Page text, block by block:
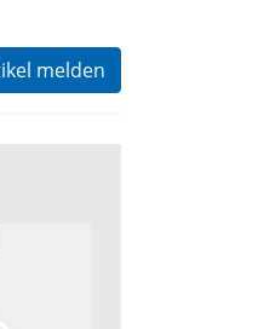
melden